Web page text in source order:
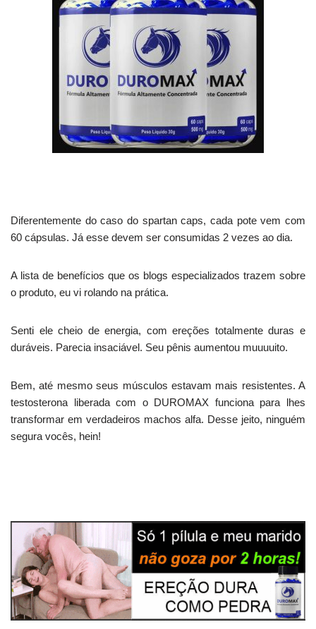
Diferentemente do caso do spartan caps, cada pote vem com
60 cápsulas. Já esse devem ser consumidas 2 vezes ao dia.
A lista de benefícios que os blogs especializados trazem sobre
o produto, eu vi rolando na prática.
Senti ele cheio de energia, com ereções totalmente duras e
duráveis. Parecia insaciável. Seu pênis aumentou muuuuito.
Bem, até mesmo seus músculos estavam mais resistentes. A
testosterona liberada com o DUROMAX funciona para lhes
transformar em verdadeiros machos alfa. Desse jeito, ninguém
segura vocês, hein!